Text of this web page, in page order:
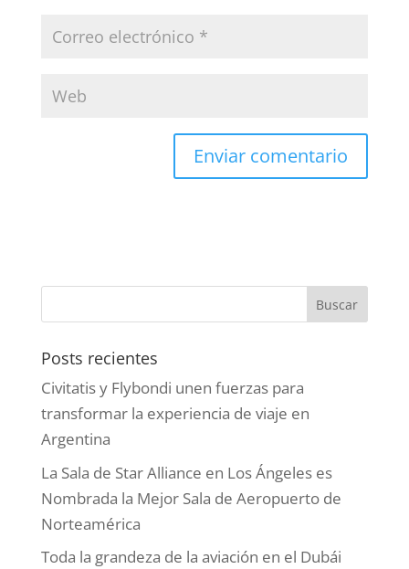
Posts recientes
Civitatis y Flybondi unen fuerzas para
transformar la experiencia de viaje en
Argentina
La Sala de Star Alliance en Los Ángeles es
Nombrada la Mejor Sala de Aeropuerto de
Norteamérica
Toda la grandeza de la aviación en el Dubái